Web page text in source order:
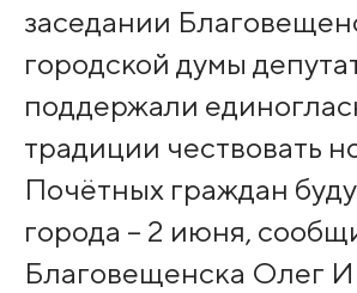
заседании
городской думы
поддержали
традиции чествовать
Почётных граждан
города – 2 июня,
Благовещенска Олег